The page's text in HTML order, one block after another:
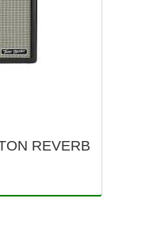
REVERB